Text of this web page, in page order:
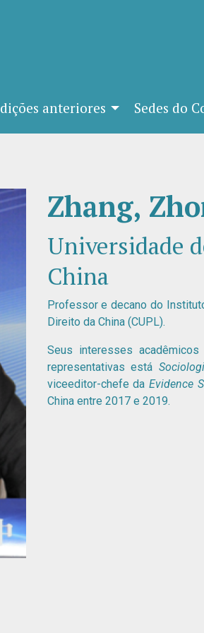
anteriores Sedes do
Zhang,
Universidade
China
Professor e decano do
Direito da China (CUPL).
Seus interesses
representativas está
viceeditor-chefe daEvidence
China entre 2017 e 2019.